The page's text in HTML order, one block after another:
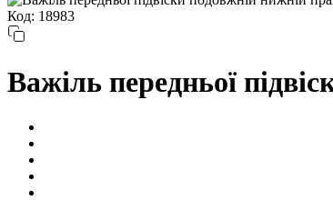
Код: 18983
Важіль передньої